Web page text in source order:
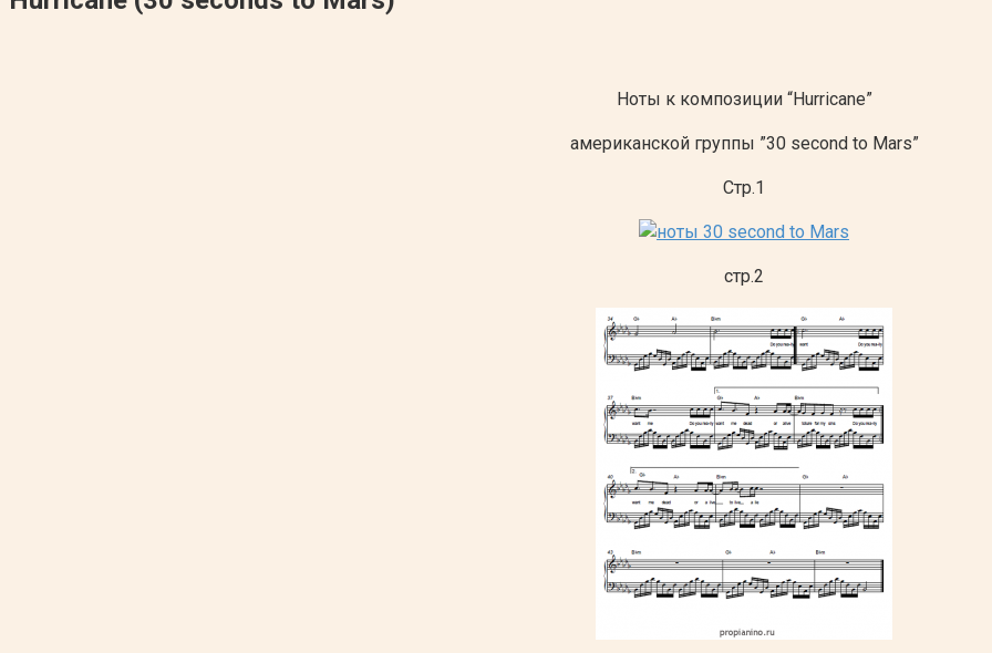
Ноты к композиции “Hurricane”
американской группы ”30 second to Mars”
Стр.1
стр.2